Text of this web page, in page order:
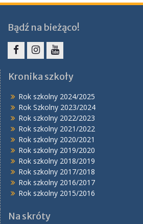
Bądź na bieżąco!
Kronika szkoły
Rok szkolny 2024/2025
Rok Szkolny 2023/2024
Rok szkolny 2022/2023
Rok szkolny 2021/2022
Rok szkolny 2020/2021
Rok szkolny 2019/2020
Rok szkolny 2018/2019
Rok szkolny 2017/2018
Rok szkolny 2016/2017
Rok szkolny 2015/2016
Na skróty